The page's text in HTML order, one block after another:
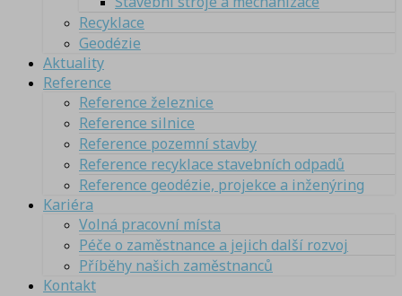
Recyklace
Geodézie
Aktuality
Reference
Reference železnice
Reference silnice
Reference pozemní stavby
Reference recyklace stavebních odpadů
Reference geodézie, projekce a inženýring
Kariéra
Volná pracovní místa
Péče o zaměstnance a jejich další rozvoj
Příběhy našich zaměstnanců
Kontakt